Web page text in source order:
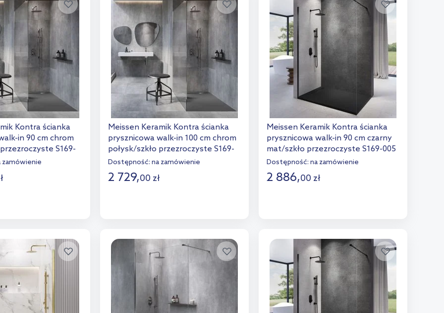
Kontra ścianka
in 90 cm chrom
S169-
zamówienie
Meissen Keramik Kontra ścianka
prysznicowa walk-in 100 cm chrom
połysk/szkło przezroczyste S169-
003
Dostępność: na zamówienie
2 729,00 zł
Meissen Keramik Kontra ścianka
prysznicowa walk-in 90 cm czarny
mat/szkło przezroczyste S169-005
Dostępność: na zamówienie
2 886,00 zł